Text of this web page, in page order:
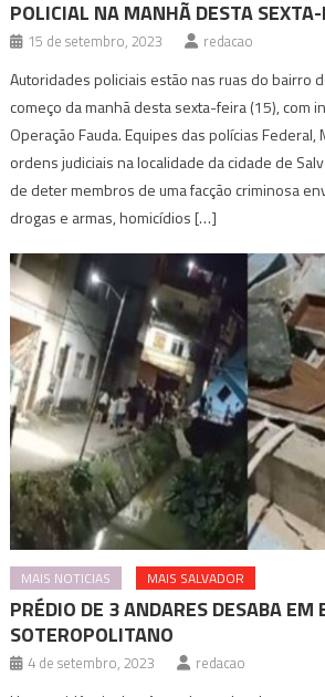
POLICIAL NA MANHÃ DESTA
15 de setembro, 2023 redacao
Autoridades policiais estão nas ruas do bairro
começo da manhã desta sexta-feira (15), com
Operação Fauda. Equipes das polícias Federal,
ordens judiciais na localidade da cidade de
de deter membros de uma facção criminosa
drogas e armas, homicídios […]
MAIS NOTICIAS MAIS SALVADOR
PRÉDIO DE 3 ANDARES DESABA EM
SOTEROPOLITANO
4 de setembro, 2023 redacao